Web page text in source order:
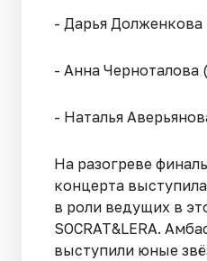
- Дарья Долженкова
- Анна Черноталова
- Наталья
На разогреве
концерта
в роли ведущих в
SOCRAT&LERA.
выступили юные